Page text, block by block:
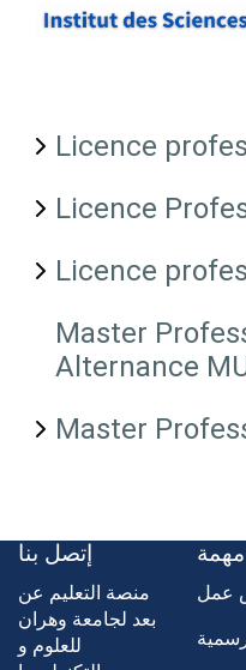
Licence
Licence
Licence
Master
Alternance
Master
إتصل بنا
منصة التعليم عن
بعد لجامعة وهران
للعلوم و
عمل